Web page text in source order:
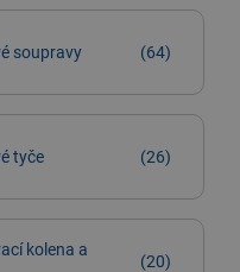
soupravy (64)
tyče (26)
kolena a
(20)